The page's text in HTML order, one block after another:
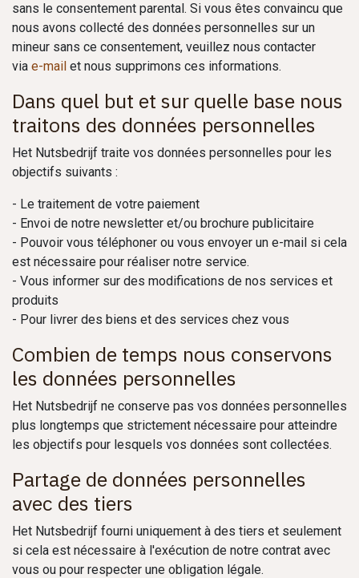
sans le consentement parental. Si vous êtes convaincu que
nous avons collecté des données personnelles sur un
mineur sans ce consentement, veuillez nous contacter
via e-mail et nous supprimons ces informations.
Dans quel but et sur quelle base nous
traitons des données personnelles
Het Nutsbedrijf traite vos données personnelles pour les
objectifs suivants :
- Le traitement de votre paiement
- Envoi de notre newsletter et/ou brochure publicitaire
- Pouvoir vous téléphoner ou vous envoyer un e-mail si cela
est nécessaire pour réaliser notre service.
- Vous informer sur des modifications de nos services et
produits
- Pour livrer des biens et des services chez vous
Combien de temps nous conservons
les données personnelles
Het Nutsbedrijf ne conserve pas vos données personnelles
plus longtemps que strictement nécessaire pour atteindre
les objectifs pour lesquels vos données sont collectées.
Partage de données personnelles
avec des tiers
Het Nutsbedrijf fourni uniquement à des tiers et seulement
si cela est nécessaire à l'exécution de notre contrat avec
vous ou pour respecter une obligation légale.